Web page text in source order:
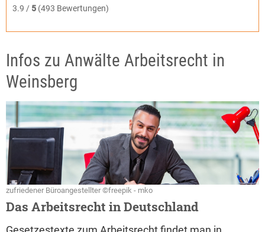
3.9 / 5 (493 Bewertungen)
Infos zu Anwälte Arbeitsrecht in
Weinsberg
zufriedener Büroangestellter ©freepik - mko
Das Arbeitsrecht in Deutschland